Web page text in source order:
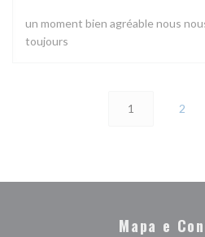
un moment bien agréable nous
toujours
1 2
Mapa e